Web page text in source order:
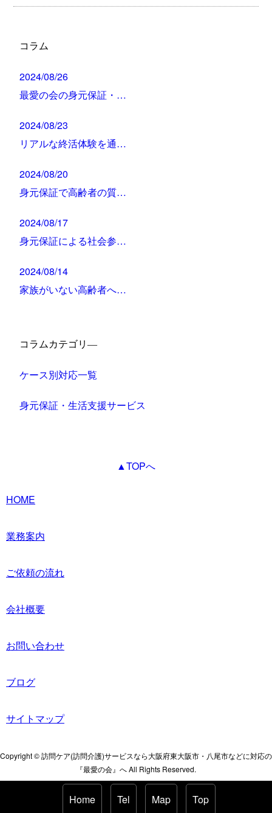
コラム
2024/08/26
最愛の会の身元保証・…
2024/08/23
リアルな終活体験を通…
2024/08/20
身元保証で高齢者の質…
2024/08/17
身元保証による社会参…
2024/08/14
家族がいない高齢者へ…
コラムカテゴリ―
ケース別対応一覧
身元保証・生活支援サービス
▲TOPへ
HOME
業務案内
ご依頼の流れ
会社概要
お問い合わせ
ブログ
サイトマップ
Copyright © 訪問ケア(訪問介護)サービスなら大阪府東大阪市・八尾市などに対応の
『最愛の会』へ All Rights Reserved.
Home Tel Map Top